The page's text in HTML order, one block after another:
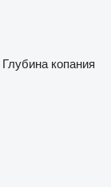
Глубина копания